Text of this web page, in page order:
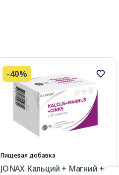
-40%
Пищевая добавка
JONAX Кальций + Магний +